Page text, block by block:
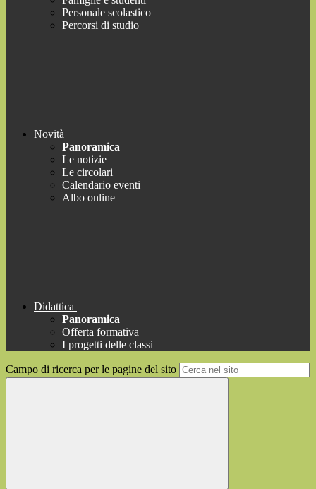
Personale scolastico
Percorsi di studio
Novità
Panoramica
Le notizie
Le circolari
Calendario eventi
Albo online
Didattica
Panoramica
Offerta formativa
I progetti delle classi
Campo di ricerca per le pagine del sito